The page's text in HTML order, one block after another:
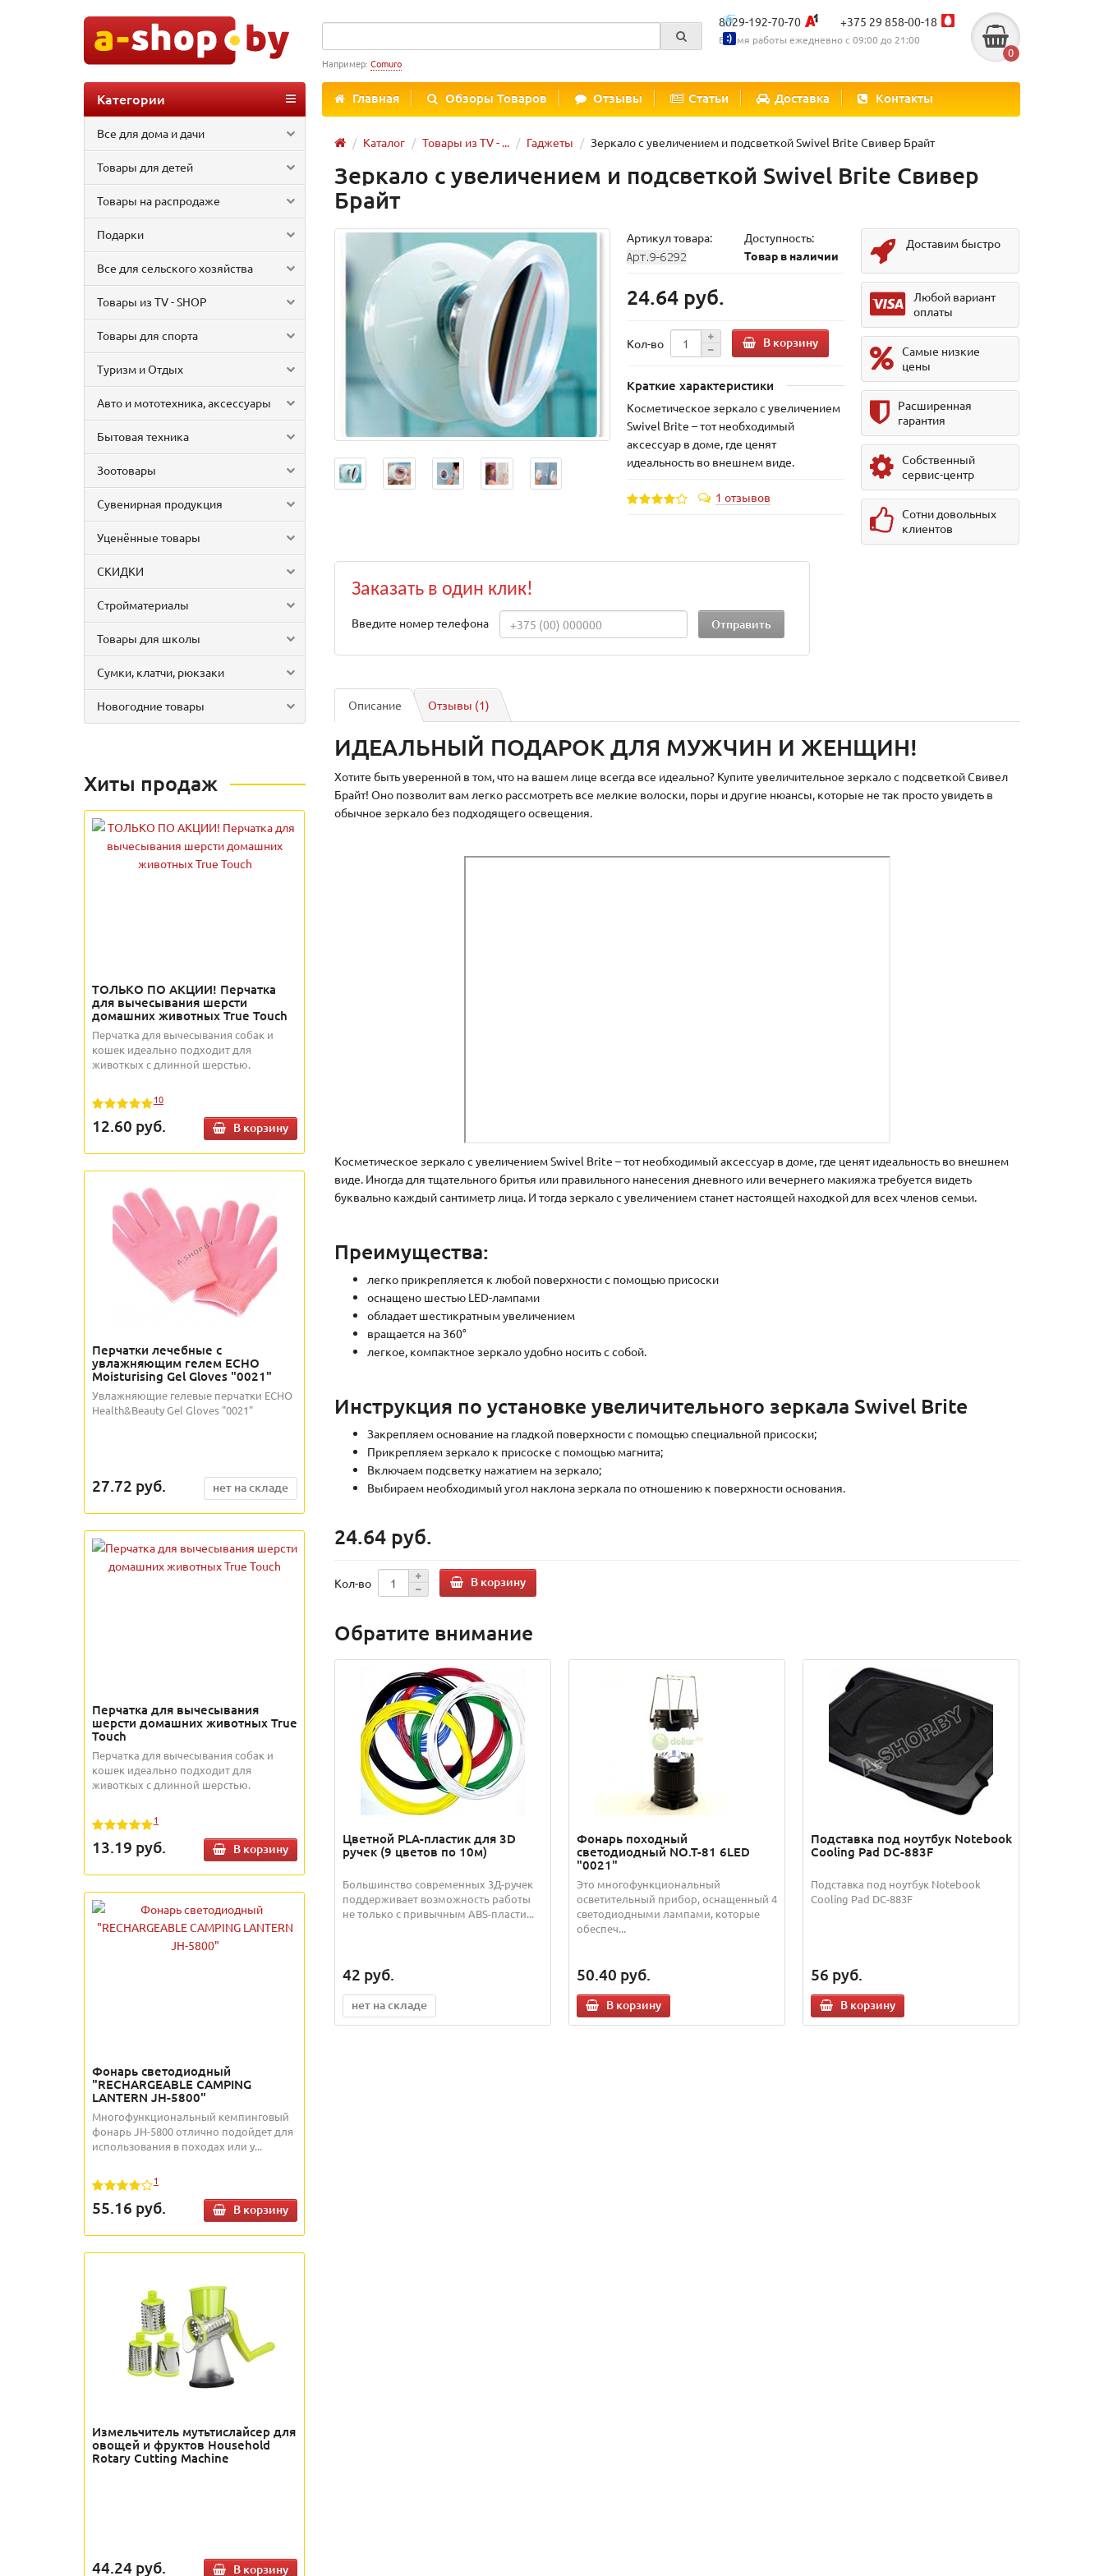
8029-192-70-70 +375 29 858-00-18
Время работы ежедневно с 09:00 до 21:00
0
Например: Comuro
Главная Обзоры Товаров Отзывы Статьи Доставка Контакты
Категории
Все для дома и дачи
Товары для детей
Товары на распродаже
Подарки
Все для сельского хозяйства
Товары из TV - SHOP
Товары для спорта
Туризм и Отдых
Авто и мототехника, аксессуары
Бытовая техника
Зоотовары
Сувенирная продукция
Уценённые товары
СКИДКИ
Стройматериалы
Товары для школы
Сумки, клатчи, рюкзаки
Новогодние товары
Каталог Товары из TV - ... Гаджеты Зеркало с увеличением и подсветкой Swivel Brite Свивер Брайт
Хиты продаж
ТОЛЬКО ПО АКЦИИ! Перчатка
для вычесывания шерсти
домашних животных True Touch
Перчатка для вычесывания собак и
кошек идеально подходит для
животкых с длинной шерстью.
10
12.60 руб. В корзину
Перчатки лечебные с
увлажняющим гелем ECHO
Moisturising Gel Gloves "0021"
Увлажняющие гелевые перчатки ECHO
Health&Beauty Gel Gloves "0021"
27.72 руб. нет на складе
Перчатка для вычесывания
шерсти домашних животных True
Touch
Перчатка для вычесывания собак и
кошек идеально подходит для
животкых с длинной шерстью.
1
13.19 руб. В корзину
Фонарь светодиодный
"RECHARGEABLE CAMPING
LANTERN JH-5800"
Многофункциональный кемпинговый
фонарь JH-5800 отлично подойдет для
использования в походах или у...
1
55.16 руб. В корзину
Измельчитель мутьтислайсер для
овощей и фруктов Household
Rotary Cutting Machine
44.24 руб. В корзину
Зеркало с увеличением и подсветкой Swivel Brite Свивер
Брайт
Артикул товара:
Доступность:
Товар в наличии
24.64 руб.
Кол-во В корзину
Краткие характеристики
Косметическое зеркало с увеличением
Swivel Brite – тот необходимый
аксессуар в доме, где ценят
идеальность во внешнем виде.
1 отзывов
Доставим быстро
Любой вариант
оплаты
Самые низкие
цены
Расширенная
гарантия
Собственный
сервис-центр
Сотни довольных
клиентов
Заказать в один клик!
Введите номер телефона
Описание Отзывы (1)
ИДЕАЛЬНЫЙ ПОДАРОК ДЛЯ МУЖЧИН И ЖЕНЩИН!
Хотите быть уверенной в том, что на вашем лице всегда все идеально? Купите увеличительное зеркало с подсветкой Свивел
Брайт! Оно позволит вам легко рассмотреть все мелкие волоски, поры и другие нюансы, которые не так просто увидеть в
обычное зеркало без подходящего освещения.
Косметическое зеркало с увеличением Swivel Brite – тот необходимый аксессуар в доме, где ценят идеальность во внешнем
виде. Иногда для тщательного бритья или правильного нанесения дневного или вечернего макияжа требуется видеть
буквально каждый сантиметр лица. И тогда зеркало с увеличением станет настоящей находкой для всех членов семьи.
Преимущества:
легко прикрепляется к любой поверхности с помощью присоски
оснащено шестью LED-лампами
обладает шестикратным увеличением
вращается на 360°
легкое, компактное зеркало удобно носить с собой.
Инструкция по установке увеличительного зеркала Swivel Brite
Закрепляем основание на гладкой поверхности с помощью специальной присоски;
Прикрепляем зеркало к присоске с помощью магнита;
Включаем подсветку нажатием на зеркало;
Выбираем необходимый угол наклона зеркала по отношению к поверхности основания.
24.64 руб.
Кол-во В корзину
Обратите внимание
Цветной PLA-пластик для 3D
ручек (9 цветов по 10м)
Большинство современных 3Д-ручек
поддерживает возможность работы
не только с привычным ABS-пласти...
42 руб.
нет на складе
Фонарь походный
светодиодный NO.T-81 6LED
"0021"
Это многофункциональный
осветительный прибор, оснащенный 4
светодиодными лампами, которые
обеспеч...
50.40 руб.
В корзину
Подставка под ноутбук Notebook
Cooling Pad DC-883F
Подставка под ноутбук Notebook
Cooling Pad DC-883F
56 руб.
В корзину